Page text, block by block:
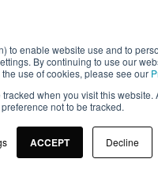
to enable website use and to
By continuing to use our
use of cookies, please see our
when you visit this
not to be tracked.
ACCEPT Decline